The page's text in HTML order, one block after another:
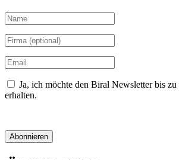
Ja, ich möchte den Biral Newsletter bis
erhalten.
Abonnieren